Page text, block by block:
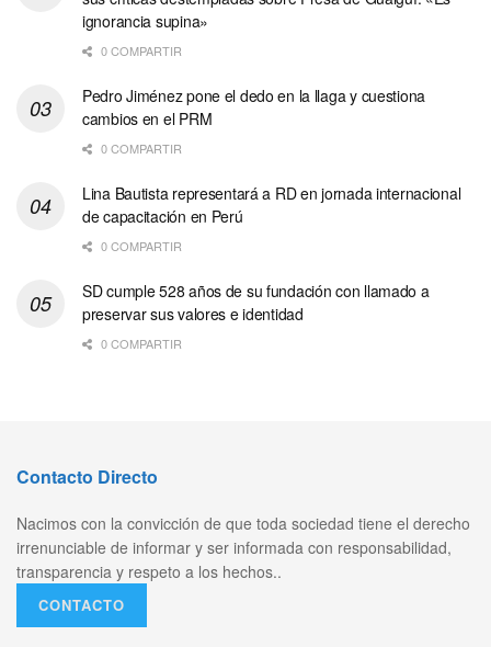
ignorancia supina»
0 COMPARTIR
Pedro Jiménez pone el dedo en la llaga y cuestiona
cambios en el PRM
0 COMPARTIR
Lina Bautista representará a RD en jornada internacional
de capacitación en Perú
0 COMPARTIR
SD cumple 528 años de su fundación con llamado a
preservar sus valores e identidad
0 COMPARTIR
Contacto Directo
Nacimos con la convicción de que toda sociedad tiene el derecho
irrenunciable de informar y ser informada con responsabilidad,
transparencia y respeto a los hechos..
CONTACTO